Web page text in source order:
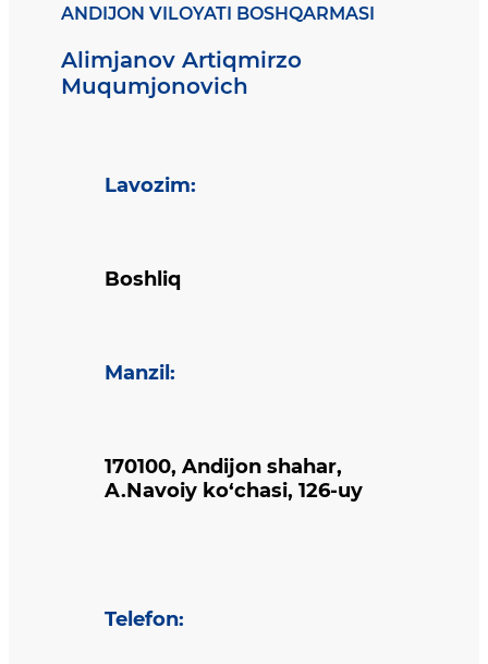
ANDIJON VILOYATI BOSHQARMASI
Alimjanov Artiqmirzo
Muqumjonovich
Lavozim:
Boshliq
Manzil :
170100, Andijon shahar,
A.Navoiy ko‘chasi, 126-uy
Telefon: